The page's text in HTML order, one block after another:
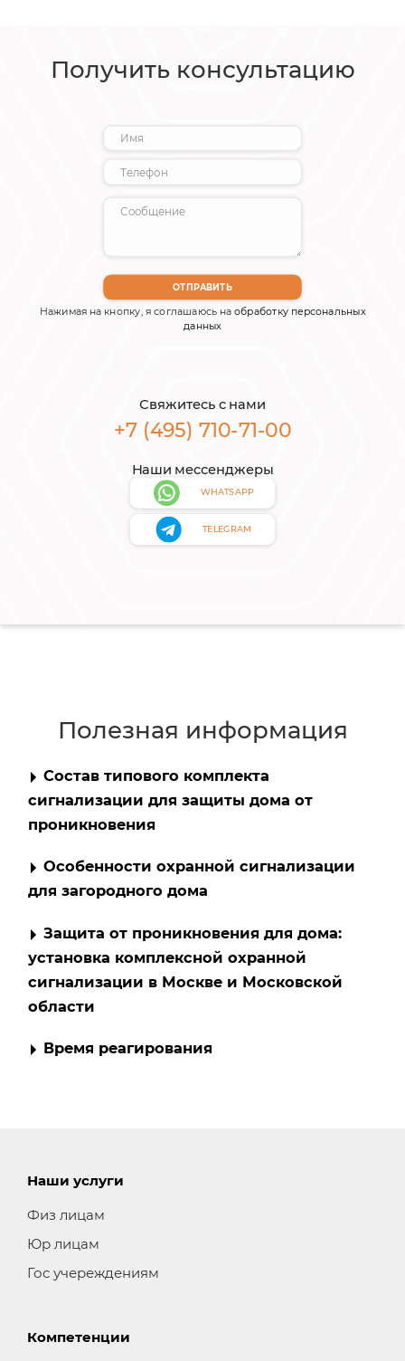
Получить консультацию
Нажимая на кнопку, я соглашаюсь наобработку персональных
данных
Свяжитесь с нами
+7 (495) 710-71-00
Наши мессенджеры
WHATSAPP
TELEGRAM
Полезная информация
Состав типового комплекта
сигнализации для защиты дома от
проникновения
Особенности охранной сигнализации
для загородного дома
Защита от проникновения для дома:
установка комплексной охранной
сигнализации в Москве и Московской
области
Время реагирования
Наши услуги
Физ лицам
Юр лицам
Гос учереждениям
Компетенции